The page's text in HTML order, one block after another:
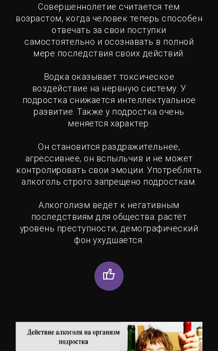
Совершеннолетие считается тем
возрастом, когда человек теперь способен
отвечать за свои поступки
самостоятельно и осознавать в полной
мере последствия своих действий.
Водка оказывает токсическое
воздействие на нервную систему. У
подростка снижается интеллектуальное
развитие. Также у подростка очень
меняется характер.
Он становится раздражительнее,
агрессивнее, он вспыльчив и не может
контролировать свои эмоции. Употреблять
алкоголь строго запрещено подросткам.
Алкоголизм ведёт к негативным
последствиям для общества: растёт
уровень преступности, демографический
фон ухудшается.